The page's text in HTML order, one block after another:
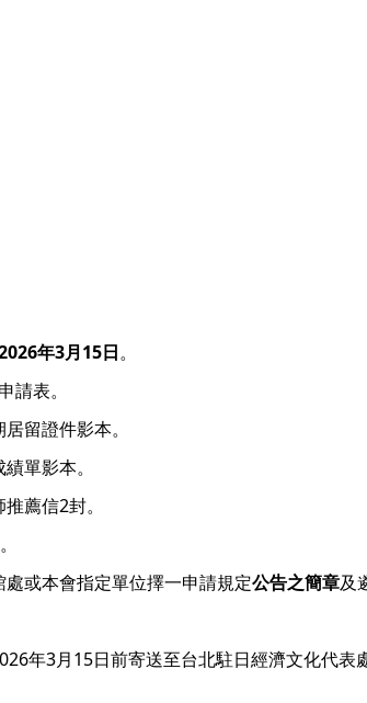
年3月15日。
表。
留證件影本。
單影本。
薦信2封。
或本會指定單位擇一申請規定公告之簡章及
年3月15日前寄送至台北駐日經濟文化代表